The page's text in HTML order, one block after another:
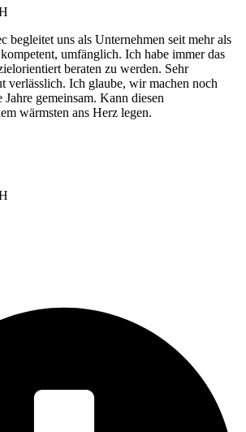
begleitet uns als Unternehmen seit mehr als
umfänglich. Ich habe immer das
beraten zu werden. Sehr
verlässlich. Ich glaube, wir machen noch
gemeinsam. Kann diesen
wärmsten ans Herz legen.